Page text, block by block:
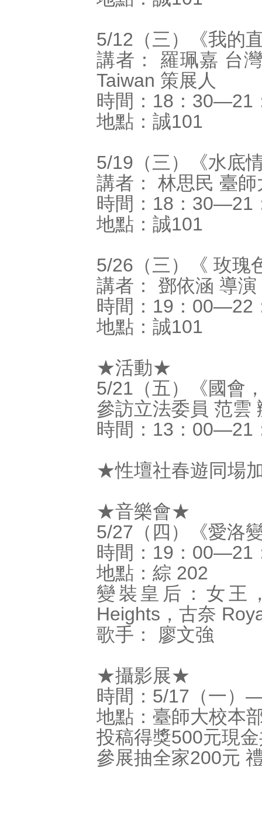
5/12（三）《我的
講者： 羅珮嘉 台
Taiwan 策展人
時間：18：30―21
地點：誠101
5/19（三）《水底
講者： 林思民 臺
時間：18：30―21
地點：誠101
5/26（三）《 玫瑰
講者： 鄧依涵 導演
時間：19：00―22
地點：誠101
★活動★
5/21（五）《國會
參訪立法委員 范雲
時間：13：00―21
★性壇社春遊同場
★音樂會★
5/27（四）《愛洛
時間：19：00―21
地點：綜 202
變裝皇后：女王
Heights，古奈
歌手： 廖文強
★攝影展★
時間：5/17（一）
地點：臺師大校本
投稿得獎500元現
參展抽全家200元